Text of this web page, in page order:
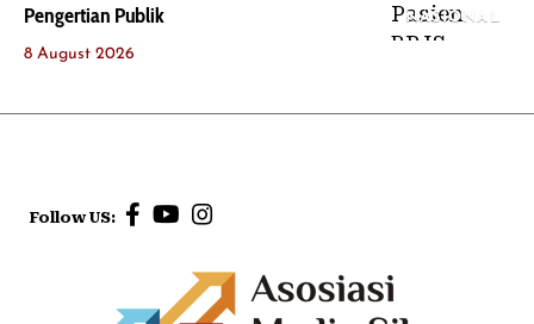
NASIONAL
Pengertian Publik
8 August 2026
Follow US: